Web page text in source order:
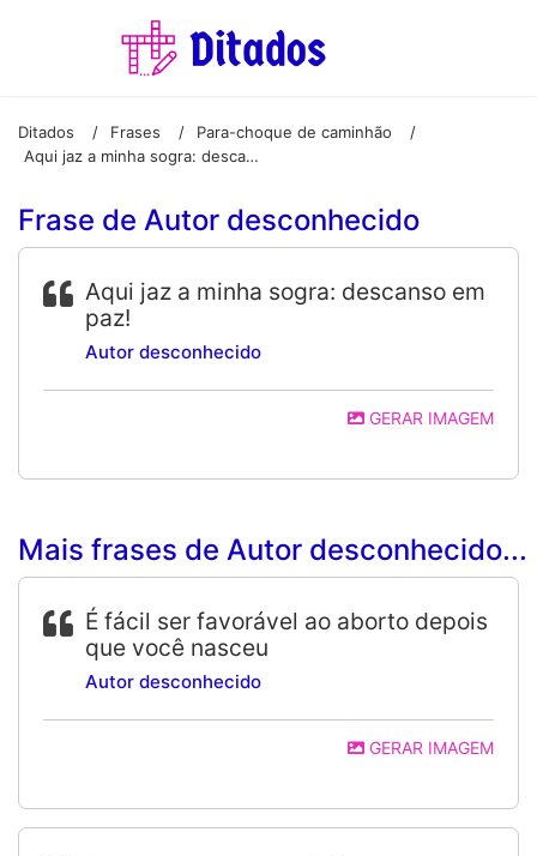
Ditados / Frases / Para-choque de caminhão
/
Aqui jaz a minha sogra: descanso em paz!
Frase de Autor desconhecido
Aqui jaz a minha sogra: descanso em
paz!
Autor desconhecido
GERAR IMAGEM
Mais frases de Autor desconhecido...
É fácil ser favorável ao aborto depois
que você nasceu
Autor desconhecido
GERAR IMAGEM